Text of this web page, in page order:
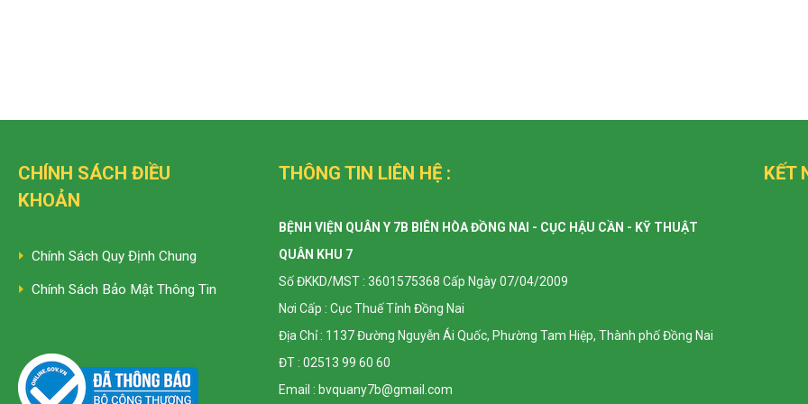
CHÍNH SÁCH ĐIỀU
KHOẢN
Chính Sách Quy Định Chung
Chính Sách Bảo Mật Thông Tin
THÔNG TIN LIÊN HỆ :
BỆNH VIỆN QUÂN Y 7B BIÊN HÒA ĐỒNG NAI - CỤC HẬU CẦN - KỸ THUẬT
QUÂN KHU 7
Số ĐKKD/MST : 3601575368 Cấp Ngày 07/04/2009
Nơi Cấp : Cục Thuế Tỉnh Đồng Nai
Địa Chỉ : 1137 Đường Nguyễn Ái Quốc, Phường Tam Hiệp, Thành phố Đồng Nai
ĐT : 02513 99 60 60
Email : bvquany7b@gmail.com
KẾT